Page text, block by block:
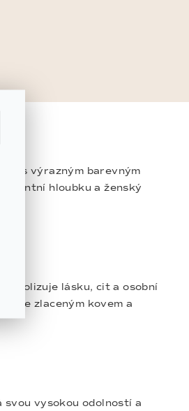
s výrazným barevným
hloubku a ženský
lásku, cit a osobní
se zlaceným kovem a
vysokou odolností a